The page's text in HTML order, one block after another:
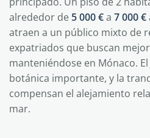
alrededor de 5 000 €a 7 000 €
atraen a un público mixto de
expatriados que buscan
manteniéndose en Mónaco. El
botánica importante, y la
compensan el alejamiento
mar.